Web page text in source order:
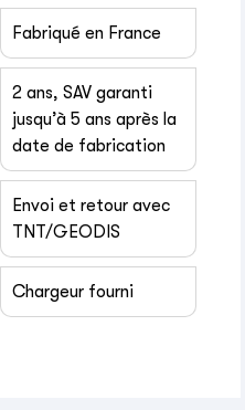
Fabriqué en France
2 ans, SAV garanti
jusqu’à 5 ans après la
date de fabrication
Envoi et retour avec
TNT/GEODIS
Chargeur fourni